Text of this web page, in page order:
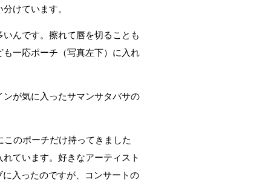
けています。
んです。擦れて唇を切ることも
一応ポーチ（写真左下）に入れ
が気に入ったサマンサタバサの
このポーチだけ持ってきました
ています。好きなアーティスト
入ったのですが、コンサートの